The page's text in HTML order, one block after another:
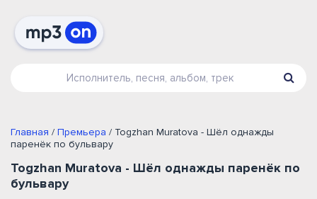
Главная / Премьера / Togzhan Muratova - Шёл однажды
паренёк по бульвару
Togzhan Muratova - Шёл однажды паренёк по
бульвару